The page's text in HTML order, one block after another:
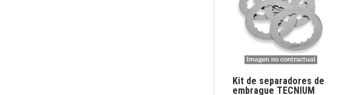
Kit de separadores de
embrague TECNIUM